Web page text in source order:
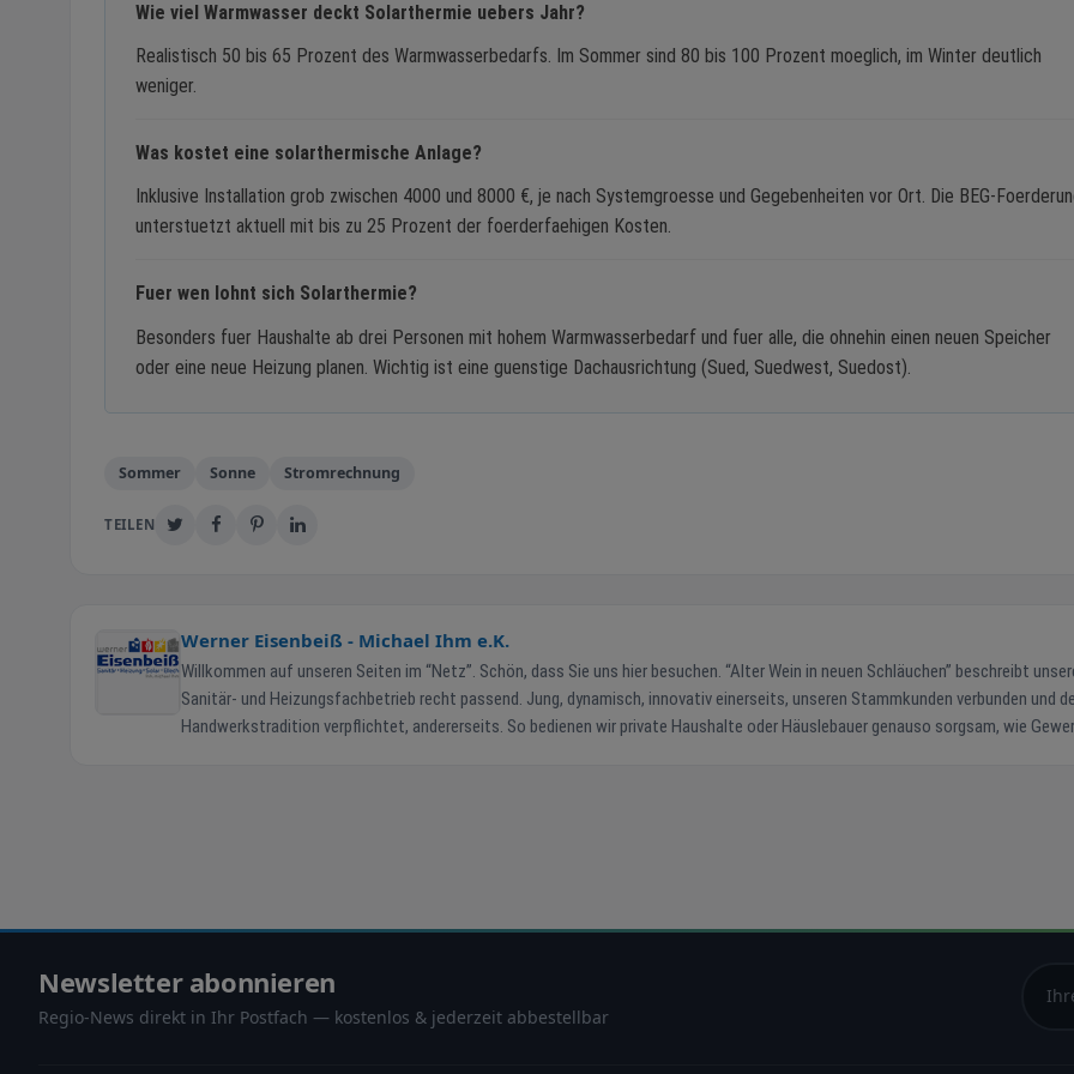
Wie viel Warmwasser deckt Solarthermie uebers Jahr?
Realistisch 50 bis 65 Prozent des Warmwasserbedarfs. Im Sommer sind 80 bis 100 Prozent moeglich, im Winter deutlich
weniger.
Was kostet eine solarthermische Anlage?
Inklusive Installation grob zwischen 4000 und 8000 €, je nach Systemgroesse und Gegebenheiten vor Ort. Die BEG-
unterstuetzt aktuell mit bis zu 25 Prozent der foerderfaehigen Kosten.
Fuer wen lohnt sich Solarthermie?
Besonders fuer Haushalte ab drei Personen mit hohem Warmwasserbedarf und fuer alle, die ohnehin einen neuen Speicher
oder eine neue Heizung planen. Wichtig ist eine guenstige Dachausrichtung (Sued, Suedwest, Suedost).
Sommer Sonne Stromrechnung
TEILEN
Werner Eisenbeiß - Michael Ihm e.K.
Willkommen auf unseren Seiten im “Netz”. Schön, dass Sie uns hier besuchen. “Alter Wein in neuen Schläuchen” beschreibt unseren
Sanitär- und Heizungsfachbetrieb recht passend. Jung, dynamisch, innovativ einerseits, unseren Stammkunden verbunden und der
Handwerkstradition verpflichtet, andererseits. So bedienen wir private Haushalte oder Häuslebauer genauso sorgsam, wie Gewerbe- und
Newsletter abonnieren
Regio-News direkt in Ihr Postfach — kostenlos & jederzeit abbestellbar